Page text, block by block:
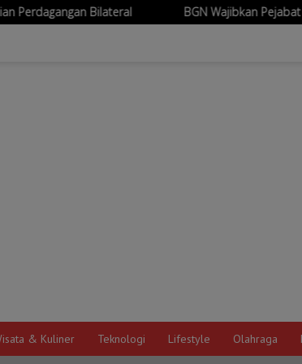
BGN Wajibkan Pejabat Eselon I-II Berkantor
& Kuliner Teknologi Lifestyle Olahraga